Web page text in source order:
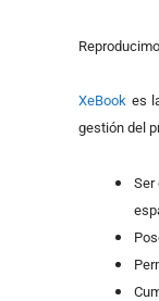
XeBook es
gestión del
Ser